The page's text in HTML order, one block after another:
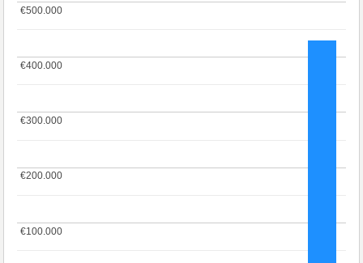
€100.000
€100.000
€200.000
€200.000
€300.000
€300.000
€400.000
€400.000
€500.000
€500.000